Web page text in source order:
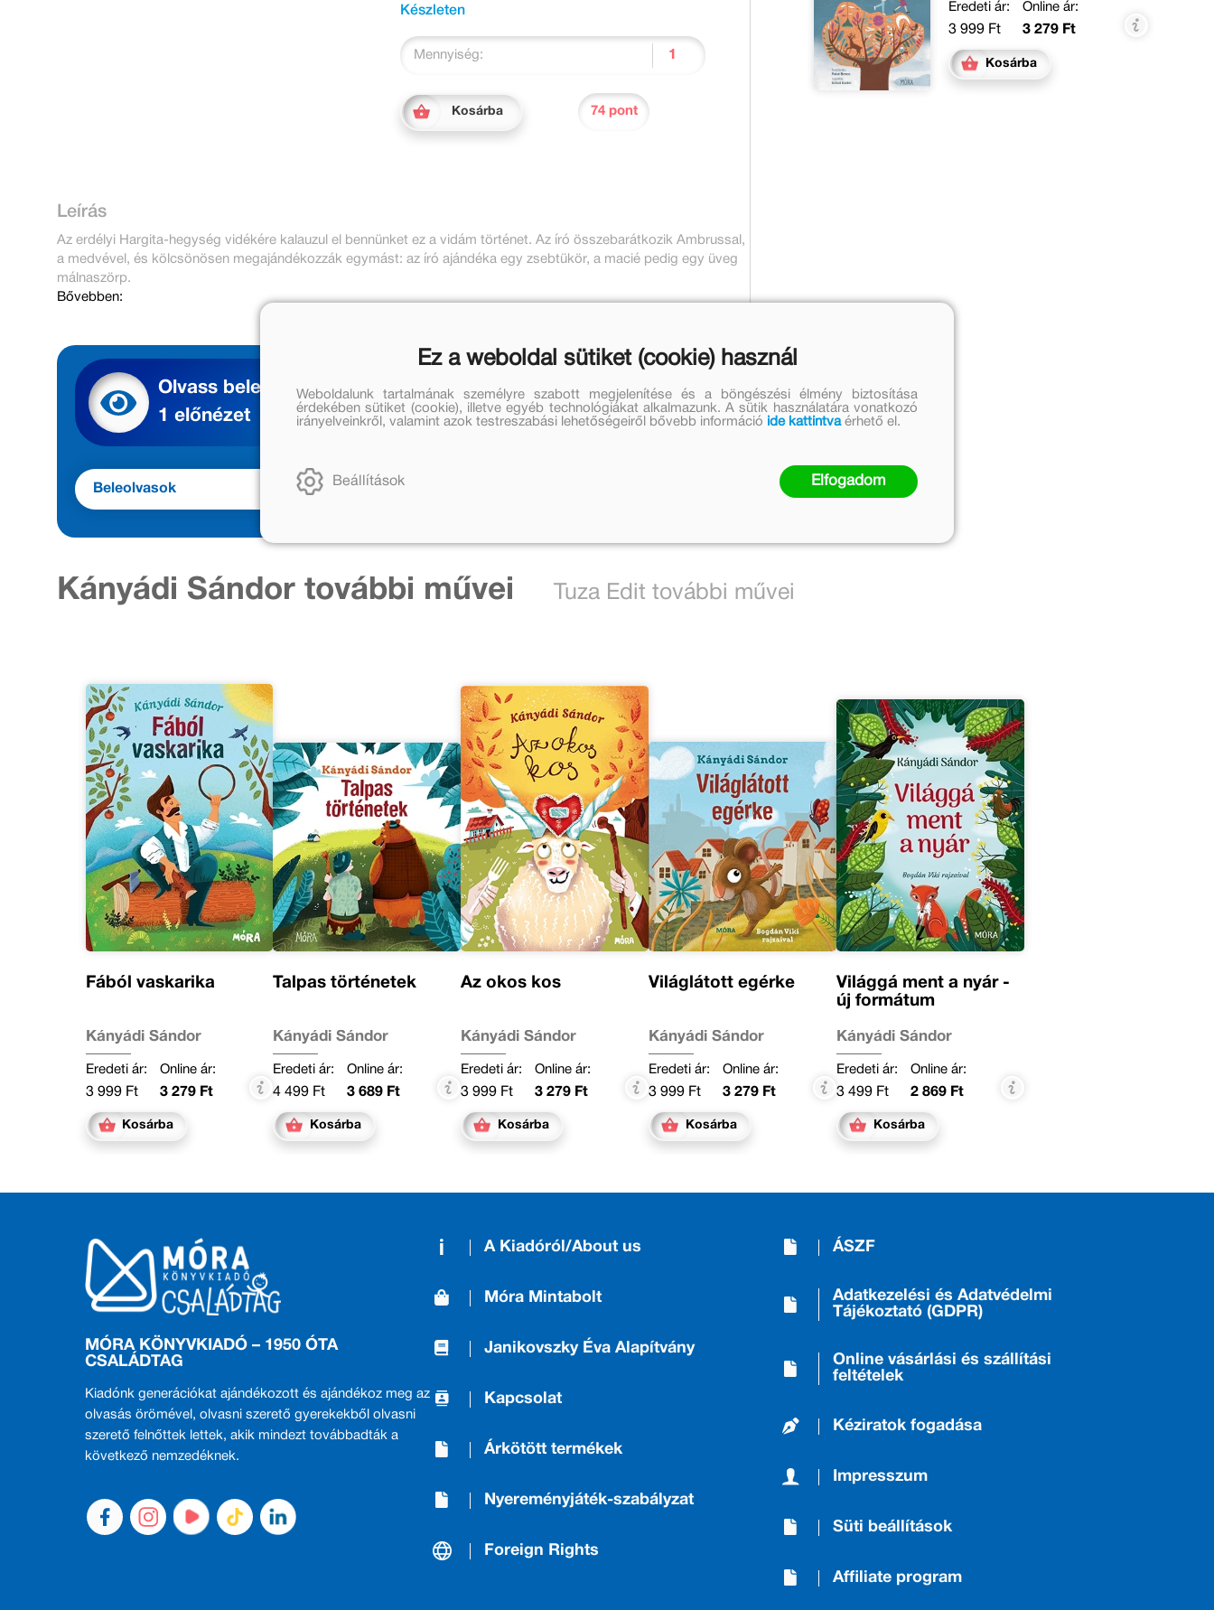
Készleten
Mennyiség:
Kosárba 74 pont
Leírás
Az erdélyi Hargita-hegység vidékére kalauzul el bennünket ez a vidám történet. Az író összebarátkozik Ambrussal,
a medvével, és kölcsönösen megajándékozzák egymást: az író ajándéka egy zsebtükör, a macié pedig egy üveg
málnaszörp.
Bővebben:
Eredeti ár:
3 999 Ft
Online ár:
3 279 Ft
Kosárba
Olvass bele
1 előnézet
Beleolvasok
cikkek
2 cikk
Kányádi Sándor további művei Tuza Edit további művei
Fából vaskarika
Kányádi Sándor
Eredeti ár:
3 999 Ft
Online ár:
3 279 Ft
Kosárba
Talpas történetek
Kányádi Sándor
Eredeti ár:
4 499 Ft
Online ár:
3 689 Ft
Kosárba
Az okos kos
Kányádi Sándor
Eredeti ár:
3 999 Ft
Online ár:
3 279 Ft
Kosárba
Világlátott egérke
Kányádi Sándor
Eredeti ár:
3 999 Ft
Online ár:
3 279 Ft
Kosárba
Világgá ment a nyár -
új formátum
Kányádi Sándor
Eredeti ár:
3 499 Ft
Online ár:
2 869 Ft
Kosárba
MÓRA KÖNYVKIADÓ – 1950 ÓTA
CSALÁDTAG
Kiadónk generációkat ajándékozott és ajándékoz meg az
olvasás örömével, olvasni szerető gyerekekből olvasni
szerető felnőttek lettek, akik mindezt továbbadták a
következő nemzedéknek.
A Kiadóról/About us
Móra Mintabolt
Janikovszky Éva Alapítvány
Kapcsolat
Árkötött termékek
Nyereményjáték-szabályzat
Foreign Rights
ÁSZF
Adatkezelési és Adatvédelmi
Tájékoztató (GDPR)
Online vásárlási és szállítási
feltételek
Kéziratok fogadása
Impresszum
Süti beállítások
Affiliate program
Ez a weboldal sütiket (cookie) használ
Weboldalunk tartalmának személyre szabott megjelenítése és a böngészési élmény biztosítása
érdekében sütiket (cookie), illetve egyéb technológiákat alkalmazunk. A sütik használatára vonatkozó
irányelveinkről, valamint azok testreszabási lehetőségeiről bővebb információ ide kattintvaérhető el.
Beállítások Elfogadom